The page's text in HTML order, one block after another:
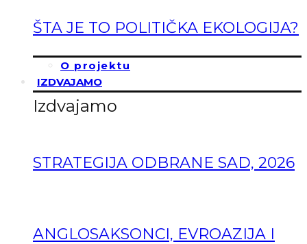
ŠTA JE TO POLITIČKA EKOLOGIJA?
O projektu
IZDVAJAMO
Izdvajamo
STRATEGIJA ODBRANE SAD, 2026
ANGLOSAKSONCI, EVROAZIJA I